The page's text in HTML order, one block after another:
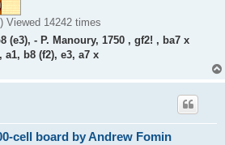
Viewed 14242 times
(e3), - P. Manoury, 1750 , gf2! , ba7 x
a1, b8 (f2), e3, a7 x
cell board by Andrew Fomin